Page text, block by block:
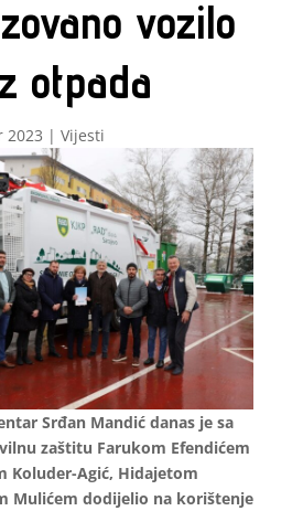
vozilo
otpada
2023 | Vijesti
Srđan Mandić danas je sa
zaštitu Farukom Efendićem
Koluder-Agić, Hidajetom
Mulićem dodijelio na korištenje